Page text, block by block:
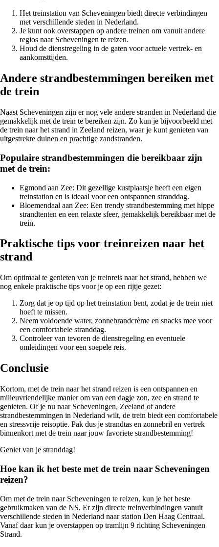
Het treinstation van Scheveningen biedt directe verbindingen
met verschillende steden in Nederland.
Je kunt ook overstappen op andere treinen om vanuit andere
regios naar Scheveningen te reizen.
Houd de dienstregeling in de gaten voor actuele vertrek- en
aankomsttijden.
Andere strandbestemmingen bereiken met
de trein
Naast Scheveningen zijn er nog vele andere stranden in Nederland die
gemakkelijk met de trein te bereiken zijn. Zo kun je bijvoorbeeld met
de trein naar het strand in Zeeland reizen, waar je kunt genieten van
uitgestrekte duinen en prachtige zandstranden.
Populaire strandbestemmingen die bereikbaar zijn
met de trein:
Egmond aan Zee: Dit gezellige kustplaatsje heeft een eigen
treinstation en is ideaal voor een ontspannen stranddag.
Bloemendaal aan Zee: Een trendy strandbestemming met hippe
strandtenten en een relaxte sfeer, gemakkelijk bereikbaar met de
trein.
Praktische tips voor treinreizen naar het
strand
Om optimaal te genieten van je treinreis naar het strand, hebben we
nog enkele praktische tips voor je op een rijtje gezet:
Zorg dat je op tijd op het treinstation bent, zodat je de trein niet
hoeft te missen.
Neem voldoende water, zonnebrandcrème en snacks mee voor
een comfortabele stranddag.
Controleer van tevoren de dienstregeling en eventuele
omleidingen voor een soepele reis.
Conclusie
Kortom, met de trein naar het strand reizen is een ontspannen en
milieuvriendelijke manier om van een dagje zon, zee en strand te
genieten. Of je nu naar Scheveningen, Zeeland of andere
strandbestemmingen in Nederland wilt, de trein biedt een comfortabele
en stressvrije reisoptie. Pak dus je strandtas en zonnebril en vertrek
binnenkort met de trein naar jouw favoriete strandbestemming!
Geniet van je stranddag!
Hoe kan ik het beste met de trein naar Scheveningen
reizen?
Om met de trein naar Scheveningen te reizen, kun je het beste
gebruikmaken van de NS. Er zijn directe treinverbindingen vanuit
verschillende steden in Nederland naar station Den Haag Centraal.
Vanaf daar kun je overstappen op tramlijn 9 richting Scheveningen
Strand.